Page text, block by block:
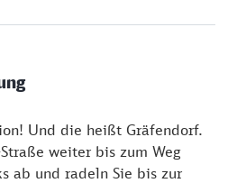
Und die heißt Gräfendorf.
weiter bis zum Weg
ab und radeln Sie bis zur